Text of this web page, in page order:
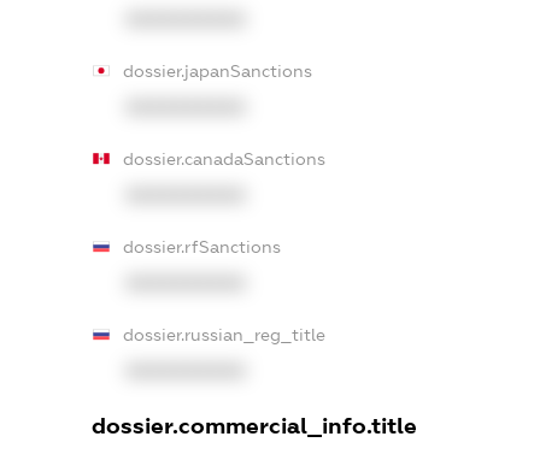
dossier.japanSanctions
dossier.canadaSanctions
dossier.rfSanctions
dossier.russian_reg_title
dossier.commercial_info.title